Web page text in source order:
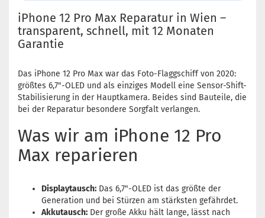
iPhone 12 Pro Max Reparatur in Wien –
transparent, schnell, mit 12 Monaten
Garantie
Das iPhone 12 Pro Max war das Foto-Flaggschiff von 2020:
größtes 6,7"-OLED und als einziges Modell eine Sensor-Shift-
Stabilisierung in der Hauptkamera. Beides sind Bauteile, die
bei der Reparatur besondere Sorgfalt verlangen.
Was wir am iPhone 12 Pro
Max reparieren
Displaytausch: Das 6,7"-OLED ist das größte der
Generation und bei Stürzen am stärksten gefährdet.
Akkutausch: Der große Akku hält lange, lässt nach